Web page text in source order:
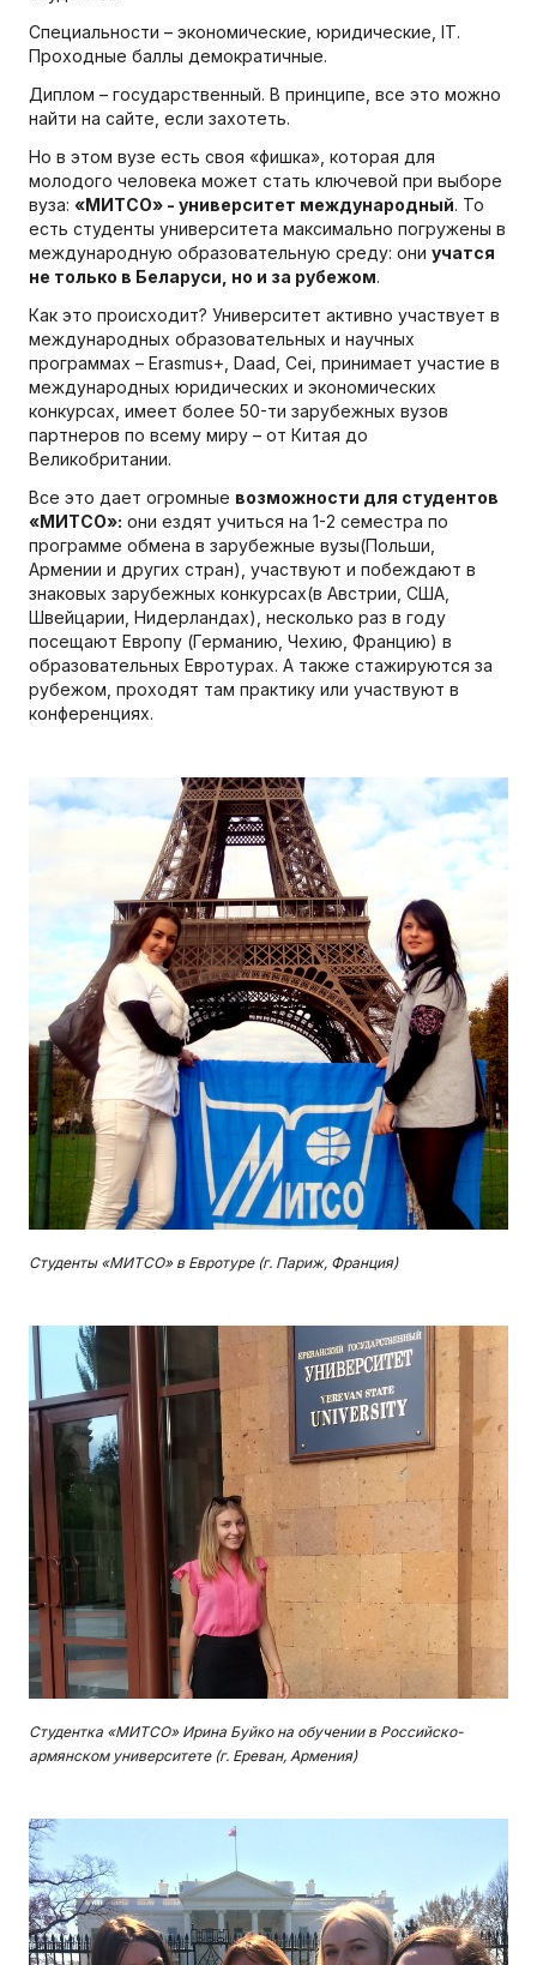
Специальности – экономические, юридические, IT.
Проходные баллы демократичные.
Диплом – государственный. В принципе, все это можно
найти на сайте, если захотеть.
Но в этом вузе есть своя «фишка», которая для
молодого человека может стать ключевой при выборе
вуза: «МИТСО» - университет международный. То
есть студенты университета максимально погружены в
международную образовательную среду: они учатся
не только в Беларуси, но и за рубежом.
Как это происходит? Университет активно участвует в
международных образовательных и научных
программах – Erasmus+, Daad, Сei, принимает участие в
международных юридических и экономических
конкурсах, имеет более 50-ти зарубежных вузов
партнеров по всему миру – от Китая до
Великобритании.
Все это дает огромные возможности для студентов
«МИТСО»: они ездят учиться на 1-2 семестра по
программе обмена в зарубежные вузы(Польши,
Армении и других стран), участвуют и побеждают в
знаковых зарубежных конкурсах(в Австрии, США,
Швейцарии, Нидерландах), несколько раз в году
посещают Европу (Германию, Чехию, Францию) в
образовательных Евротурах. А также стажируются за
рубежом, проходят там практику или участвуют в
конференциях.
Студенты «МИТСО» в Евротуре (г. Париж, Франция)
Студентка «МИТСО» Ирина Буйко на обучении в Российско-
армянском университете (г. Ереван, Армения)